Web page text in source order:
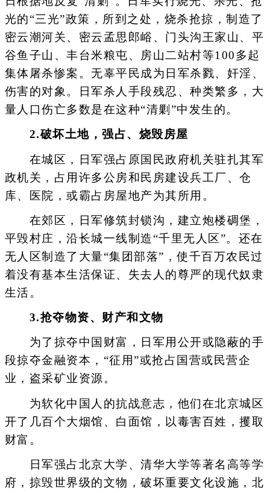
光的“三光”政策，所到之处，烧杀抢掠，制造了
密云潮河关、密云孟思郎峪、门头沟王家山、平
谷鱼子山、丰台米粮屯、房山二站村等100多起
集体屠杀惨案。无辜平民成为日军杀戮、奸淫、
伤害的对象。日军杀人手段残忍、种类繁多，大
量人口伤亡多数是在这种“清剿”中发生的。
2.破坏土地，强占、烧毁房屋
在城区，日军强占原国民政府机关驻扎其军
政机关，占用许多公房和民房建设兵工厂、仓
库、医院，或霸占房屋地产为其所用。
在郊区，日军修筑封锁沟，建立炮楼碉堡，
平毁村庄，沿长城一线制造“千里无人区”。还在
无人区制造了大量“集团部落”，使千百万农民过
着没有基本生活保证、失去人的尊严的现代奴隶
生活。
3.抢夺物资、财产和文物
为了掠夺中国财富，日军用公开或隐蔽的手
段掠夺金融资本，“征用”或抢占国营或民营企
业，盗采矿业资源。
为软化中国人的抗战意志，他们在北京城区
开了几百个大烟馆、白面馆，以毒害百姓，攫取
财富。
日军强占北京大学、清华大学等著名高等学
府，掠毁世界级的文物，破坏重要文化设施，北